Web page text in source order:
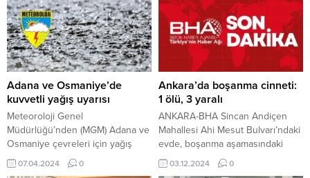
Adana ve Osmaniye’de
kuvvetli yağış uyarısı
Meteoroloji Genel
Müdürlüğü’nden (MGM) Adana ve
Osmaniye çevreleri için yağış
uyarısı açıklandı. 7 Nisan 2024,
18:45 yayınlandı Adana ve
07.04.2024 0
Ankara’da boşanma cinneti:
1 ölü, 3 yaralı
ANKARA-BHA Sincan Andiçen
Mahallesi Ahi Mesut Bulvarı’ndaki
evde, boşanma aşamasındaki
çiftin yakınları arasında tartışma
çıktı. Kavgaya dönüşen olayda,
03.12.2024 0